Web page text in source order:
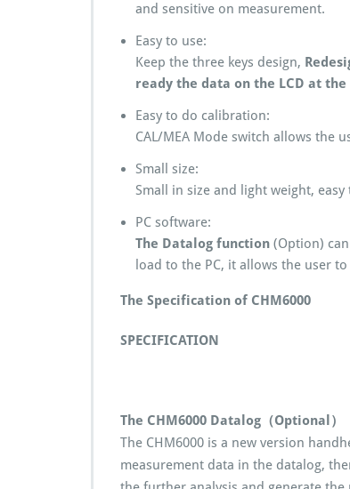
and sensitive on measurement.
Easy to use:
Keep the three keys design,
ready the data on the LCD at
Easy to do calibration:
CAL/MEA Mode switch allows the
Small size:
Small in size and light weight, easy
PC software:
The Datalog function (Option)
load to the PC, it allows the user
The Specification of CHM6000
SPECIFICATION
The CHM6000 Datalog（Optional）
The CHM6000 is a new version
measurement data in the datalog,